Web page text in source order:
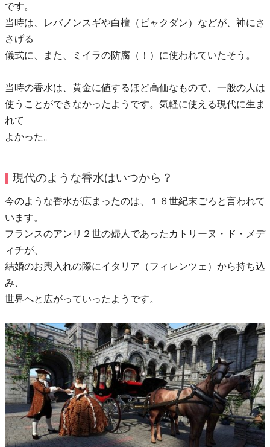
です。
当時は、レバノンスギや白檀（ビャクダン）などが、神にさ
さげる
儀式に、また、ミイラの防腐（！）に使われていたそう。
当時の香水は、黄金に値するほど高価なもので、一般の人は
使うことができなかったようです。気軽に使える現代に生ま
れて
よかった。
現代のような香水はいつから？
今のような香水が広まったのは、１６世紀末ごろと言われて
います。
フランスのアンリ２世の婦人であったカトリーヌ・ド・メデ
ィチが、
結婚のお輿入れの際にイタリア（フィレンツェ）から持ち込
み、
世界へと広がっていったようです。